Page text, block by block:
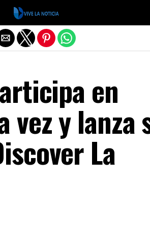
en
vez y lanza
La
de la versión móvil